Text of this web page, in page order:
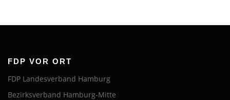
FDP VOR ORT
FDP Landesverband Hamburg
Bezirksverband Hamburg-Mitte